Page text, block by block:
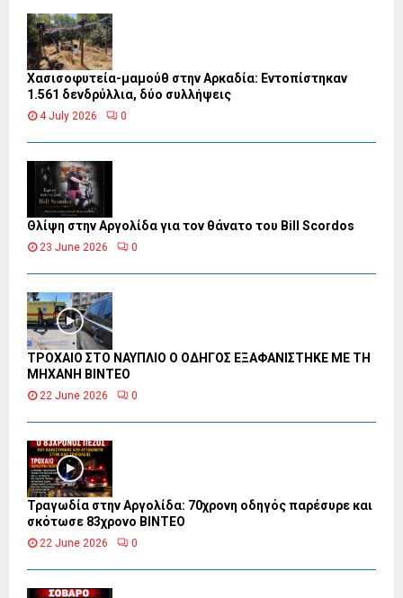
Χασισοφυτεία-μαμούθ στην Αρκαδία: Εντοπίστηκαν
1.561 δενδρύλλια, δύο συλλήψεις
4 July 2026 0
Θλίψη στην Αργολίδα για τον θάνατο του Bill Scordos
23 June 2026 0
ΤΡΟΧΑΙΟ ΣΤΟ ΝΑΥΠΛΙΟ Ο ΟΔΗΓΟΣ ΕΞΑΦΑΝΙΣΤΗΚΕ ΜΕ ΤΗ
ΜΗΧΑΝΗ ΒΙΝΤΕΟ
22 June 2026 0
Τραγωδία στην Αργολίδα: 70χρονη οδηγός παρέσυρε και
σκότωσε 83χρονο ΒΙΝΤΕΟ
22 June 2026 0